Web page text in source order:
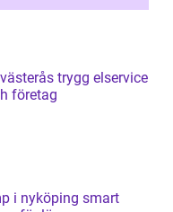
elservice
företag
smart